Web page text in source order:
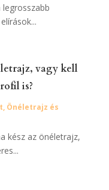
vagy kell
is?
, Önéletrajz és
kész az önéletrajz,